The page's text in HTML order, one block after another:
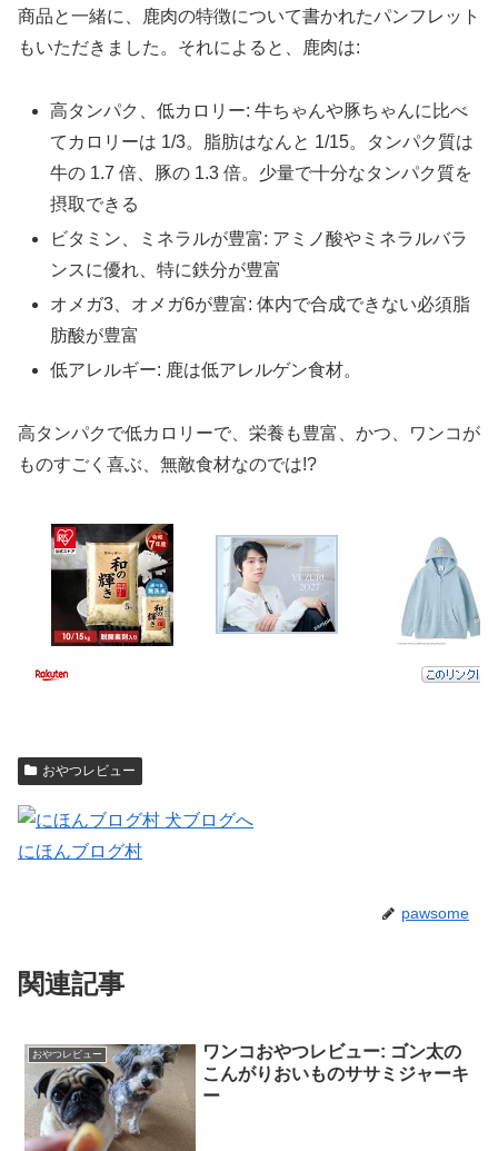
商品と一緒に、鹿肉の特徴について書かれたパンフレット
もいただきました。それによると、鹿肉は:
高タンパク、低カロリー: 牛ちゃんや豚ちゃんに比べ
てカロリーは 1/3。脂肪はなんと 1/15。タンパク質は
牛の 1.7 倍、豚の 1.3 倍。少量で十分なタンパク質を
摂取できる
ビタミン、ミネラルが豊富: アミノ酸やミネラルバラ
ンスに優れ、特に鉄分が豊富
オメガ3、オメガ6が豊富: 体内で合成できない必須脂
肪酸が豊富
低アレルギー: 鹿は低アレルゲン食材。
高タンパクで低カロリーで、栄養も豊富、かつ、ワンコが
ものすごく喜ぶ、無敵食材なのでは!?
おやつレビュー
にほんブログ村
pawsome
関連記事
おやつレビュー
ワンコおやつレビュー: ゴン太の
こんがりおいものササミジャーキ
ー